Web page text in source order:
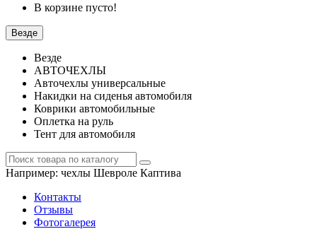
В корзине пусто!
Везде
Везде
АВТОЧЕХЛЫ
Авточехлы универсальные
Накидки на сиденья автомобиля
Коврики автомобильные
Оплетка на руль
Тент для автомобиля
Например: чехлы Шевроле Каптива
Контакты
Отзывы
Фотогалерея